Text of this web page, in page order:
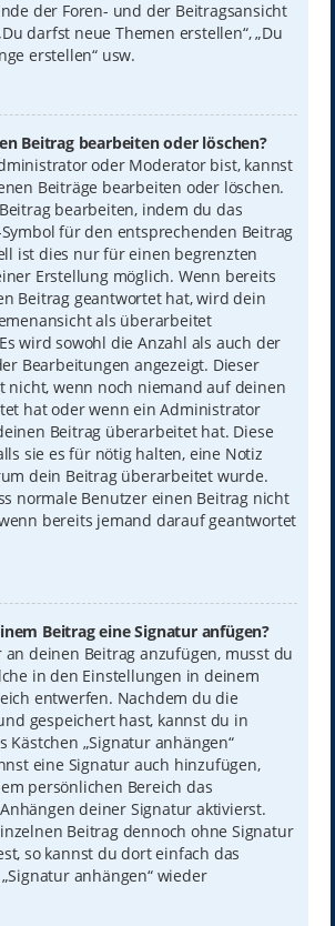
der Foren- und der Beitragsansicht
darfst neue Themen erstellen“, „Du
erstellen“ usw.
Beitrag bearbeiten oder löschen?
oder Moderator bist, kannst
Beiträge bearbeiten oder löschen.
bearbeiten, indem du das
Symbol für den entsprechenden Beitrag
ist dies nur für einen begrenzten
Erstellung möglich. Wenn bereits
Beitrag geantwortet hat, wird dein
als überarbeitet
wird sowohl die Anzahl als auch der
Bearbeitungen angezeigt. Dieser
nicht, wenn noch niemand auf deinen
hat oder wenn ein Administrator
Beitrag überarbeitet hat. Diese
sie es für nötig halten, eine Notiz
dein Beitrag überarbeitet wurde.
normale Benutzer einen Beitrag nicht
bereits jemand darauf geantwortet
Beitrag eine Signatur anfügen?
an deinen Beitrag anzufügen, musst du
in den Einstellungen in deinem
entwerfen. Nachdem du die
gespeichert hast, kannst du in
Kästchen „Signatur anhängen“
eine Signatur auch hinzufügen,
persönlichen Bereich das
deiner Signatur aktivierst.
Beitrag dennoch ohne Signatur
so kannst du dort einfach das
anhängen“ wieder